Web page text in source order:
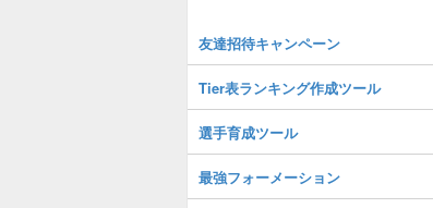
友達招待キャンペーン
Tier表ランキング作成ツール
選手育成ツール
最強フォーメーション